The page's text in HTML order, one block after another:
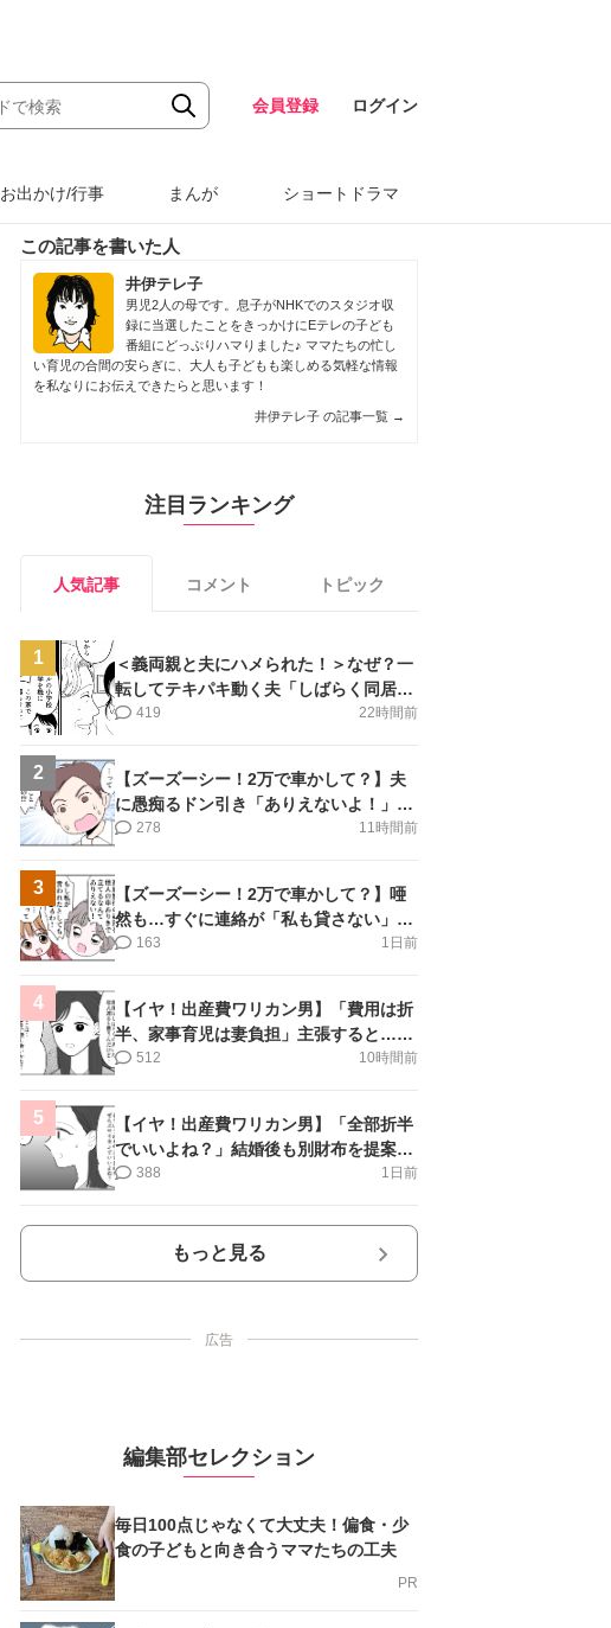
会員登録 ログイン
お出かけ/行事 まんが ショートドラマ
この記事を書いた人
井伊テレ子
男児2人の母です。息子がNHKでのスタジオ収
録に当選したことをきっかけにEテレの子ども
番組にどっぷりハマりました♪ ママたちの忙し
い育児の合間の安らぎに、大人も子どもも楽しめる気軽な情報
を私なりにお伝えできたらと思います！
井伊テレ子 の記事一覧 →
注目ランキング
人気記事 コメント トピック
1
＜義両親と夫にハメられた！＞なぜ？一
転してテキパキ動く夫「しばらく同居」
提案され【第4話まんが】
22時間前
419
2
【ズーズーシー！2万で車かして？】夫
に愚痴るドン引き「ありえないよ！」＜
第16話＞#4コマ母道場
11時間前
278
3
【ズーズーシー！2万で車かして？】唖
然も…すぐに連絡が「私も貸さない」＜
第15話＞#4コマ母道場
1日前
163
4
【イヤ！出産費ワリカン男】「費用は折
半、家事育児は妻負担」主張すると…＜
第11話＞#4コマ母道場
10時間前
512
5
【イヤ！出産費ワリカン男】「全部折半
でいいよね？」結婚後も別財布を提案＜
第10話＞#4コマ母道場
1日前
388
もっと見る
広告
編集部セレクション
毎日100点じゃなくて大丈夫！偏食・少
食の子どもと向き合うママたちの工夫
PR